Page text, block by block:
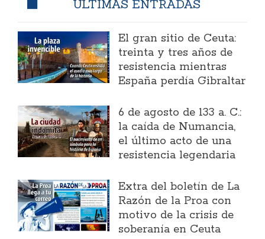
ÚLTIMAS ENTRADAS
El gran sitio de Ceuta:
treinta y tres años de
resistencia mientras
España perdía Gibraltar
6 de agosto de 133 a. C.:
la caída de Numancia,
el último acto de una
resistencia legendaria
Extra del boletín de La
Razón de la Proa con
motivo de la crisis de
soberanía en Ceuta